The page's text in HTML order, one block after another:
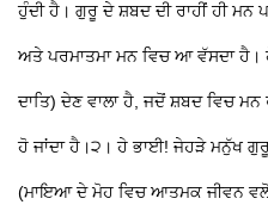
ਹੁੰਦੀ ਹੈ। ਗੁਰੂ ਦੇ ਸ਼ਬਦ ਦੀ ਰਾਹੀਂ ਹੀ ਮਨ
ਅਤੇ ਪਰਮਾਤਮਾ ਮਨ ਵਿਚ ਆ ਵੱਸਦਾ ਹੈ।
ਦਾਤਿ) ਦੇਣ ਵਾਲਾ ਹੈ, ਜਦੋਂ ਸ਼ਬਦ ਵਿਚ ਮਨ
ਹੋ ਜਾਂਦਾ ਹੈ।੨। ਹੇ ਭਾਈ! ਜੇਹੜੇ ਮਨੁੱਖ
(ਮਾਇਆ ਦੇ ਮੋਹ ਵਿਚ ਆਤਮਕ ਜੀਵਨ